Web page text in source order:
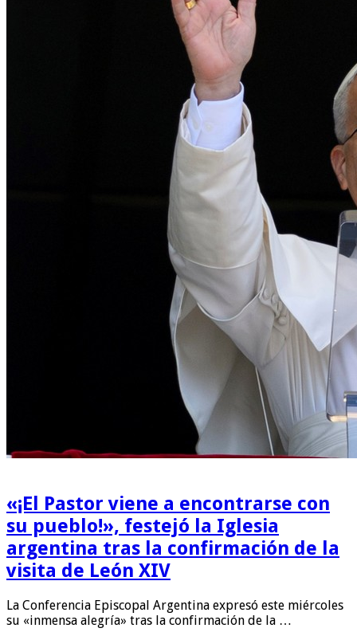
«¡El Pastor viene a encontrarse con
su pueblo!», festejó la Iglesia
argentina tras la confirmación de la
visita de León XIV
La Conferencia Episcopal Argentina expresó este miércoles
su «inmensa alegría» tras la confirmación de la …